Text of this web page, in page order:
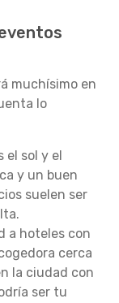
muchísimo en
lo
el sol y el
y un buen
suelen ser
a hoteles con
cerca
la ciudad con
ser tu